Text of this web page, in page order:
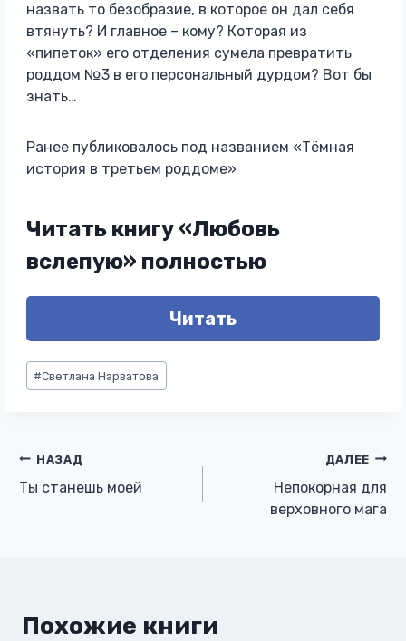
назвать то безобразие, в которое он дал себя
втянуть? И главное – кому? Которая из
«пипеток» его отделения сумела превратить
роддом №3 в его персональный дурдом? Вот бы
знать…
Ранее публиковалось под названием «Тёмная
история в третьем роддоме»
Читать книгу «Любовь
вслепую» полностью
Читать
Метки
записи:
#Светлана Нарватова
Навигация
по
НАЗАД
Ты станешь моей
ДАЛЕЕ
Непокорная для
верховного мага
Похожие книги